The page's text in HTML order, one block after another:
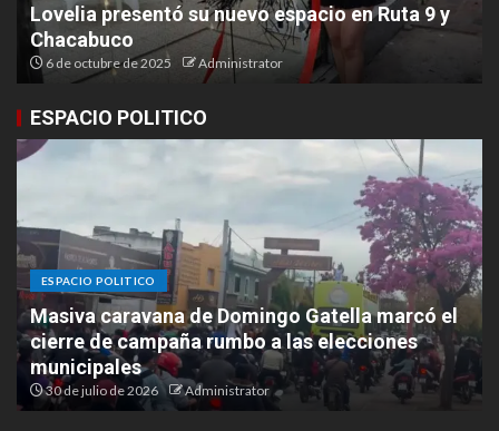
Lovelia presentó su nuevo espacio en Ruta 9 y
Chacabuco
6 de octubre de 2025 Administrator
ESPACIO POLITICO
ESPACIO POLITICO
Masiva caravana de Domingo Gatella marcó el
cierre de campaña rumbo a las elecciones
municipales
30 de julio de 2026 Administrator